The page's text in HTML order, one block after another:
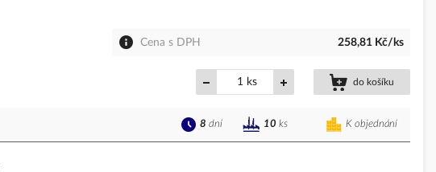
Cena s DPH 258,81 Kč/ks
ks do košíku
K objednání
8 dní 10 ks